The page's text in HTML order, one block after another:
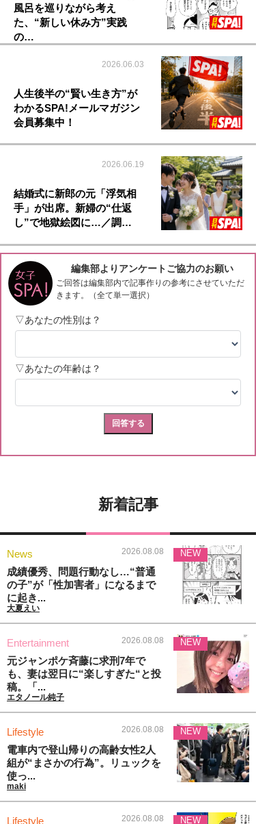
風呂を巡りながら考え
た、“新しい休み方”実践
の…
2026.06.03
人生後半の“賢い生き方”が
わかるSPA!メールマガジン
会員募集中！
2026.06.19
結婚式に新郎の元「浮気相
手」が出席。新婦の“仕返
し”で地獄絵図に…／調…
新着記事
News 2026.08.08
成績優秀、問題行動なし…“普通
の子”が「性加害者」になるまで
に起き...
大夏えい
NEW
Entertainment 2026.08.08
元ジャンポケ斉藤に求刑7年で
も、妻は翌日に“楽しすぎた“と投
稿。「...
エタノール純子
NEW
Lifestyle 2026.08.08
電車内で登山帰りの高齢女性2人
組が“まさかの行為”。リュックを
使っ...
maki
NEW
Lifestyle 2026.08.08 NEW